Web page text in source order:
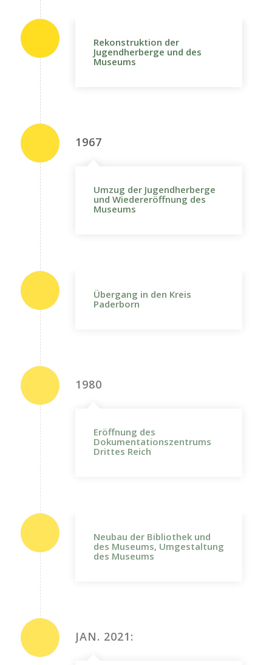
Rekonstruktion der
Jugendherberge und des
Museums
1967
Umzug der Jugendherberge
und Wiedereröffnung des
Museums
Übergang in den Kreis
Paderborn
1980
Eröffnung des
Dokumentationszentrums
Drittes Reich
Neubau der Bibliothek und
des Museums, Umgestaltung
des Museums
JAN. 2021: